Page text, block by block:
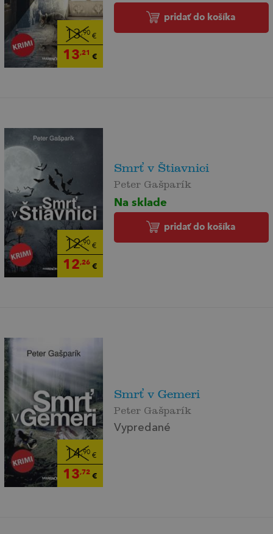
13,90€
13,21 €
pridať do košíka
12,90€
12,26€
Smrť v Štiavnici
Peter Gašparík
Na sklade
pridať do košíka
14,90€
13,72€
Smrť v Gemeri
Peter Gašparík
Vypredané